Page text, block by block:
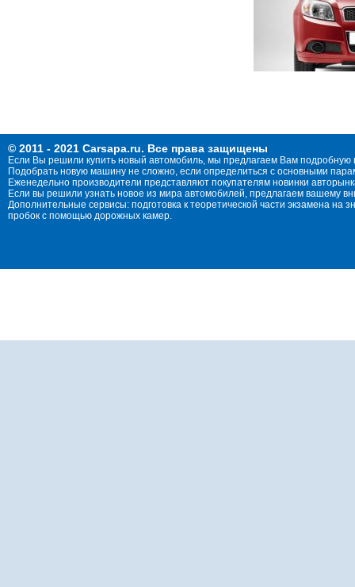
© 2011 - 2021 Carsapa.ru. Все права защищены
Если Вы решили купить новый автомобиль, мы предлагаем Вам
Подобрать новую машину не сложно, если определиться с основными
Еженедельно производители представляют покупателям новинки
Если вы решили узнать новое из мира автомобилей, предлагаем вашему
Дополнительные сервисы: подготовка к теоретической части экзамена
пробок с помощью дорожных камер.